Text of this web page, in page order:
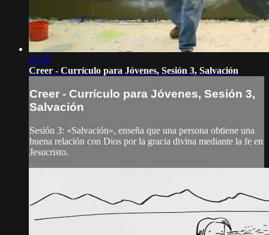
03:48
Creer - Currículo para Jóvenes, Sesión 3, Salvación
Creer - Currículo para Jóvenes, Sesión 3,
Salvación
Sesión 3: «Salvación», enseña que una persona obtiene una
buena relación con Dios por la gracia divina mediante la fe en
Jesucristo.